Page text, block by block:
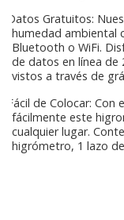
Datos Gratuitos:
humedad ambiental
Bluetooth o WiFi.
de datos en línea de
vistos a través de
Fácil de Colocar:
fácilmente este
cualquier lugar.
higrómetro, 1 lazo